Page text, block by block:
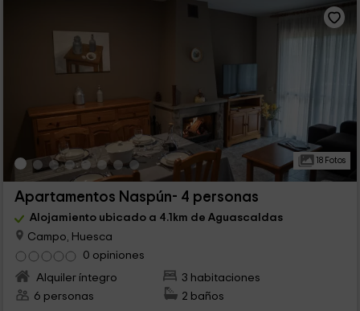
18 Fotos
Apartamentos Naspún- 4 personas
Alojamiento ubicado a 4.1km de Aguascaldas
Campo, Huesca
0 opiniones
Alquiler íntegro
3 habitaciones
6 personas
2 baños